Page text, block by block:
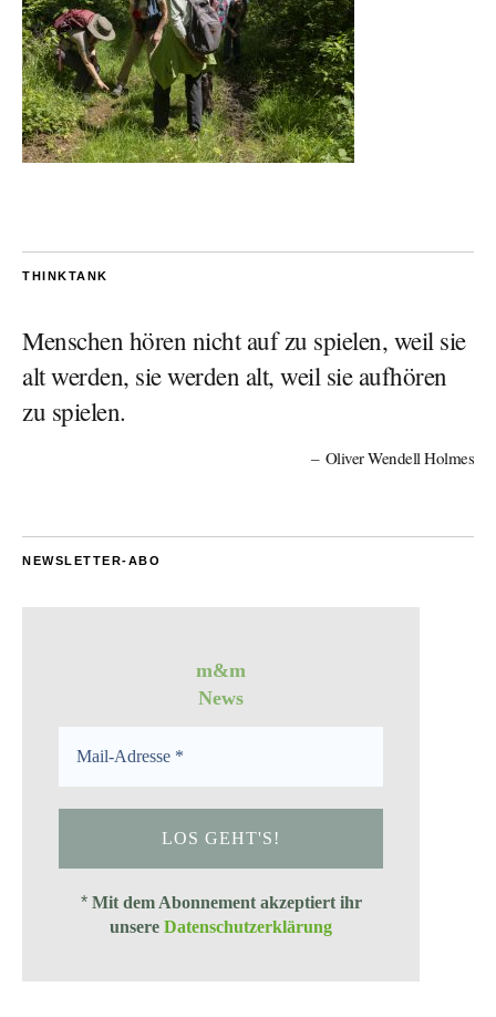
THINKTANK
Menschen hören nicht auf zu spielen, weil sie
alt werden, sie werden alt, weil sie aufhören
zu spielen.
Oliver Wendell Holmes
NEWSLETTER-ABO
m&m
News
* Mit dem Abonnement akzeptiert ihr
unsereDatenschutzerklärung